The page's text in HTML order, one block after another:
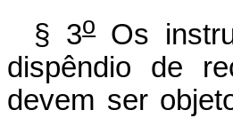
§ 3o
Os
dispêndio de
devem ser